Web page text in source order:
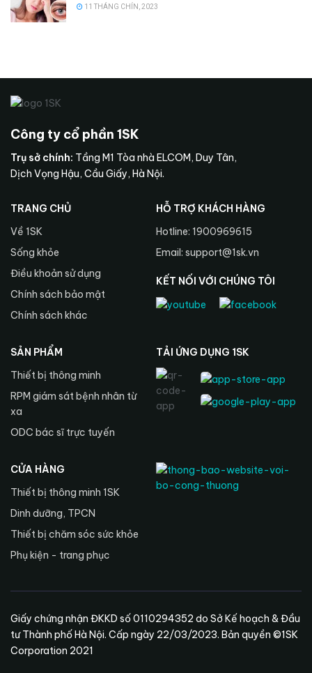
11 THÁNG CHÍN, 2023
Công ty cổ phần 1SK
Trụ sở chính: Tầng M1 Tòa nhà ELCOM, Duy Tân,
Dịch Vọng Hậu, Cầu Giấy, Hà Nội.
TRANG CHỦ
Về 1SK
Sống khỏe
Điều khoản sử dụng
Chính sách bảo mật
Chính sách khác
HỖ TRỢ KHÁCH HÀNG
Hotline: 1900969615
Email: support@1sk.vn
KẾT NỐI VỚI CHÚNG TÔI
SẢN PHẨM
Thiết bị thông minh
RPM giám sát bệnh nhân từ
xa
ODC bác sĩ trực tuyến
TẢI ỨNG DỤNG 1SK
CỬA HÀNG
Thiết bị thông minh 1SK
Dinh dưỡng, TPCN
Thiết bị chăm sóc sức khỏe
Phụ kiện - trang phục
Giấy chứng nhận ĐKKD số 0110294352 do Sở Kế hoạch & Đầu
tư Thành phố Hà Nội. Cấp ngày 22/03/2023. Bản quyền ©1SK
Corporation 2021